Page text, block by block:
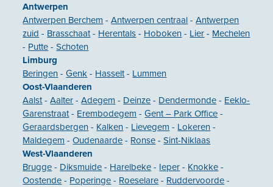
Antwerpen
Antwerpen Berchem -Antwerpen centraal -Antwerpen
zuid - Brasschaat- Herentals - Hoboken - Lier - Mechelen
- Putte -Schoten
Limburg
Beringen -Genk - Hasselt- Lummen
Oost-Vlaanderen
Aalst-Aalter -Adegem - Deinze - Dendermonde - Eeklo-
Garenstraat- Erembodegem -Gent – Park Office -
Geraardsbergen - Kalken - Lievegem - Lokeren -
Maldegem -Oudenaarde - Ronse -Sint-Niklaas
West-Vlaanderen
Brugge - Diksmuide - Harelbeke - Ieper - Knokke -
Oostende - Poperinge - Roeselare - Ruddervoorde -